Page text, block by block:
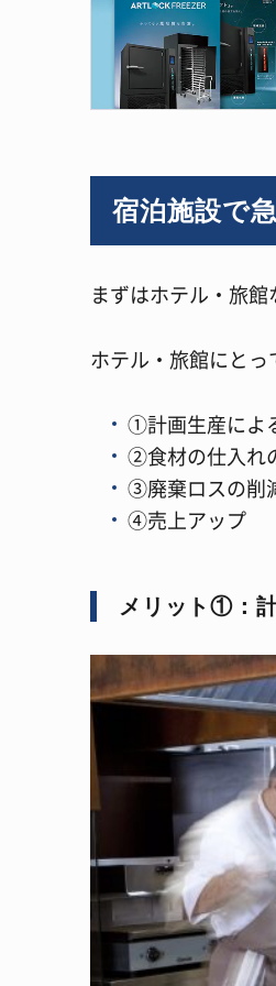
宿泊施設で
まずはホテル・旅
ホテル・旅館にとっ
①計画生産によ
②食材の仕入れ
③廃棄ロスの削
④売上アップ
メリット①：